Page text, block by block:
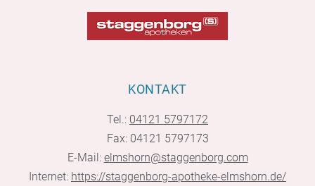
KONTAKT
Tel.: 04121 5797172
Fax: 04121 5797173
E-Mail: elmshorn@staggenborg.com
Internet: https://staggenborg-apotheke-elmshorn.de/